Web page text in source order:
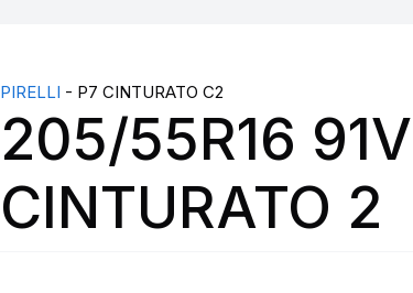
PIRELLI - P7 CINTURATO C2
205/55R16
CINTURATO 2